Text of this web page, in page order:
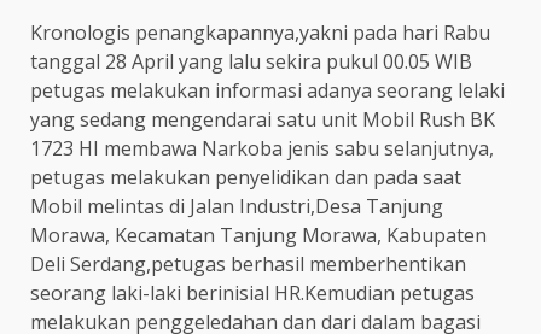
Kronologis penangkapannya,yakni pada hari Rabu
tanggal 28 April yang lalu sekira pukul 00.05 WIB
petugas melakukan informasi adanya seorang lelaki
yang sedang mengendarai satu unit Mobil Rush BK
1723 HI membawa Narkoba jenis sabu selanjutnya,
petugas melakukan penyelidikan dan pada saat
Mobil melintas di Jalan Industri,Desa Tanjung
Morawa, Kecamatan Tanjung Morawa, Kabupaten
Deli Serdang,petugas berhasil memberhentikan
seorang laki-laki berinisial HR.Kemudian petugas
melakukan penggeledahan dan dari dalam bagasi